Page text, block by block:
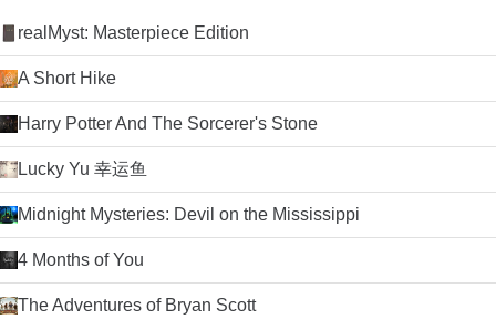
Unterbrechungen oder Verzögerungen von Sprachanrufen
kommen. Die Videoanrufe werden intermittierend und pixelig
sein. Der Text-Chat wird nur durch sehr schlechte
Verbindungen beeinträchtigt. Die Schaltfläche Anrufqualität
gibt Ihnen detaillierte Informationen über die erwartete
Internetverbindung beider Parteien abhängt).
Zusammenfassung Wenn Sie nach einem zuverlässigen und
einfach zu bedienenden VoIP-Client suchen, werden Sie es
schwer finden, Skype zu schlagen. Der Kauf von Skype durch
die Entwicklung beschleunigt, da Microsoft Skype als Ersatz
für seinen alternden Nachrichtendienst Windows Live
Messenger verwendet hat. Klicken Sie auf die grüne
realMyst: Masterpiece Edition
A Short Hike
Harry Potter And The Sorcerer's Stone
Lucky Yu 幸运鱼
Midnight Mysteries: Devil on the Mississippi
4 Months of You
The Adventures of Bryan Scott